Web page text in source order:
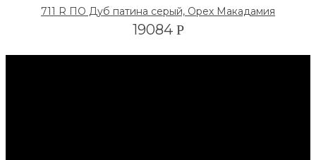
711 R ПО Дуб патина серый, Орех Макадамия
19084 Р